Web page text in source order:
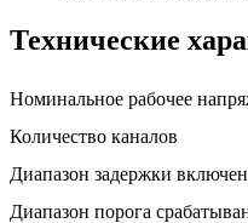
Технические
Номинальное рабочее
Количество каналов
Диапазон задержки
Диапазон порога